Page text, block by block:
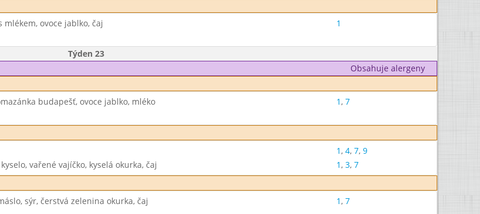
mlékem, ovoce jablko, čaj 1
Týden 23
Obsahuje alergeny
budapešť, ovoce jablko, mléko 1, 7
1, 4, 7, 9
vařené vajíčko, kyselá okurka, čaj 1, 3, 7
sýr, čerstvá zelenina okurka, čaj 1, 7